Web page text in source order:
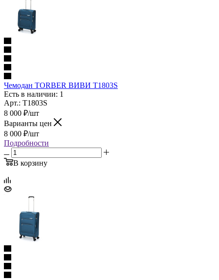
Чемодан TORBER ВИВИ T1803S
Есть в наличии: 1
Арт.: T1803S
8 000 ₽/шт
Варианты цен
8 000 ₽/шт
Подробности
В корзину